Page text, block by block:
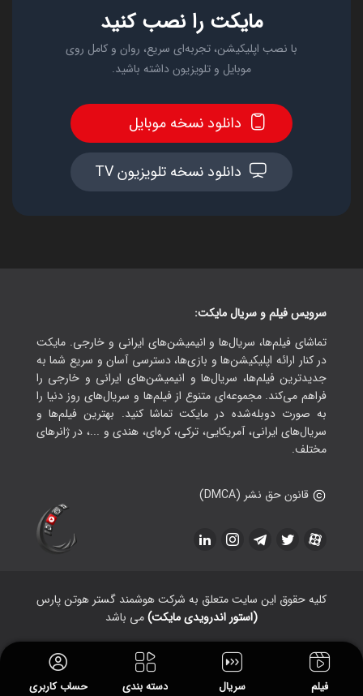
فیلم سریال دسته بندی حساب کاربری
مایکت را نصب کنید
با نصب اپلیکیشن، تجربه‌ای سریع، روان و کامل روی
موبایل و تلویزیون داشته باشید.
دانلود نسخه موبایل
دانلود نسخه تلویزیون TV
سرویس فیلم و سریال مایکت:
تماشای فیلم‌ها، سریال‌ها و انیمیشن‌های ایرانی و خارجی. مایکت
در کنار ارائه اپلیکیشن‌ها و بازی‌ها، دسترسی آسان و سریع شما به
جدیدترین فیلم‌ها، سریال‌ها و انیمیشن‌های ایرانی و خارجی را
فراهم می‌کند. مجموعه‌ای متنوع از فیلم‌ها و سریال‌های روز دنیا را
به صورت دوبله‌شده در مایکت تماشا کنید. بهترین فیلم‌ها و
سریال‌های ایرانی، آمریکایی، ترکی، کره‌ای، هندی و ...، در ژانرهای
مختلف.
قانون حق نشر (DMCA)
کلیه حقوق این سایت متعلق به شرکت هوشمند گستر هوتن پارس
(استور اندرویدی مایکت)می باشد